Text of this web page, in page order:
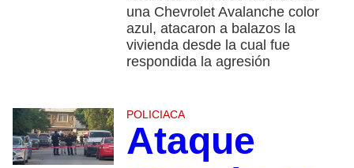
una Chevrolet Avalanche color
azul, atacaron a balazos la
vivienda desde la cual fue
respondida la agresión
POLICIACA
Ataque